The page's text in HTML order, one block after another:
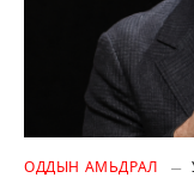
ОДДЫН АМЬДРАЛ